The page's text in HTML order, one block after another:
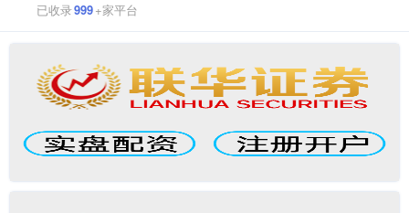
已收录999+家平台